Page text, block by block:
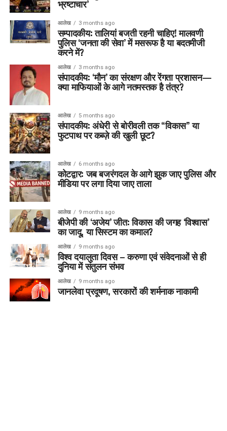
भ्रष्टाचार’
आलेख 3 months ago
सम्पादकीय: तालियां बजती रहनी चाहिए! मालवणी
पुलिस ‘जनता की सेवा’ में मसरूफ है या बदतमीजी
करने में?
आलेख 3 months ago
संपादकीय: ‘मौन’ का संरक्षण और रेंगता प्रशासन—
क्या माफियाओं के आगे नतमस्तक है तंत्र?
आलेख 5 months ago
संपादकीय: अंधेरी से बोरीवली तक “विकास” या
फुटपाथ पर कब्ज़े की खुली छूट?
आलेख 6 months ago
कोटद्वार: जब बजरंगदल के आगे झुक जाए पुलिस और
मीडिया पर लगा दिया जाए ताला
आलेख 9 months ago
बीजेपी की ‘अजेय’ जीत: विकास की जगह ‘विश्वास’
का जादू, या सिस्टम का कमाल?
आलेख 9 months ago
विश्व दयालुता दिवस – करुणा एवं संवेदनाओं से ही
दुनिया में संतुलन संभव
आलेख 9 months ago
जानलेवा प्रदूषण, सरकारों की शर्मनाक नाकामी